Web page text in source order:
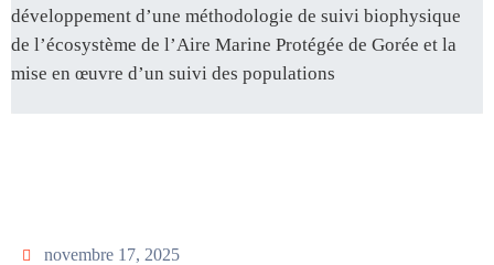
développement d’une méthodologie de suivi biophysique
de l’écosystème de l’Aire Marine Protégée de Gorée et la
mise en œuvre d’un suivi des populations
novembre 17, 2025